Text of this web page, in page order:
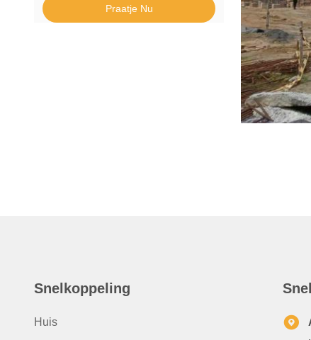
Praatje Nu
Snelkoppeling
Huis